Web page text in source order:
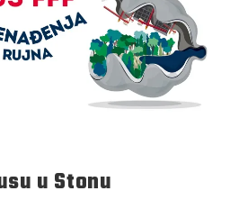
u Stonu